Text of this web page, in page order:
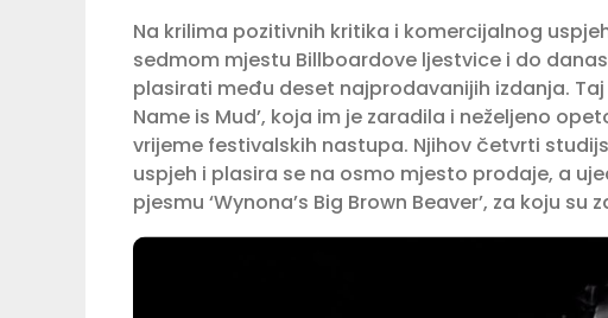
Na krilima pozitivnih kritika i komercijalnog
sedmom mjestu Billboardove ljestvice i do
plasirati među deset najprodavanijih izdanja.
Name is Mud’, koja im je zaradila i neželjeno
vrijeme festivalskih nastupa. Njihov četvrti
uspjeh i plasira se na osmo mjesto prodaje, a
pjesmu ‘Wynona’s Big Brown Beaver’, za koju